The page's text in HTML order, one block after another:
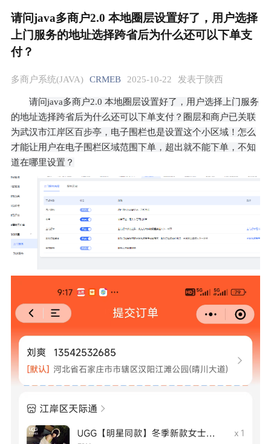
请问java多商户2.0 本地圈层设置好了，用户选择
上门服务的地址选择跨省后为什么还可以下单支
付？
多商户系统(JAVA) CRMEB 2025-10-22 发表于陕西
请问java多商户2.0 本地圈层设置好了，用户选择上门服务
的地址选择跨省后为什么还可以下单支付？圈层和商户已关联
为武汉市江岸区百步亭，电子围栏也是设置这个小区域！怎么
才能让用户在电子围栏区域范围下单，超出就不能下单，不知
道在哪里设置？